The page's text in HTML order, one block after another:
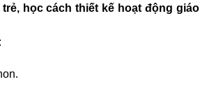
học cách thiết kế hoạt động giáo